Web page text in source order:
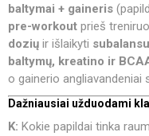
baltymai + gaineris
pre-workout prieš
dozių ir išlaikyti
baltymų, kreatino ir
o gainerio angliavandeniai
Dažniausiai užduodami
K: Kokie papildai tinka